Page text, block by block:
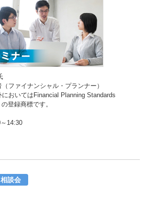
ァイナンシャル・プランナー）
おいてはFinancial Planning Standards
登録商標です。
14:30
相談会